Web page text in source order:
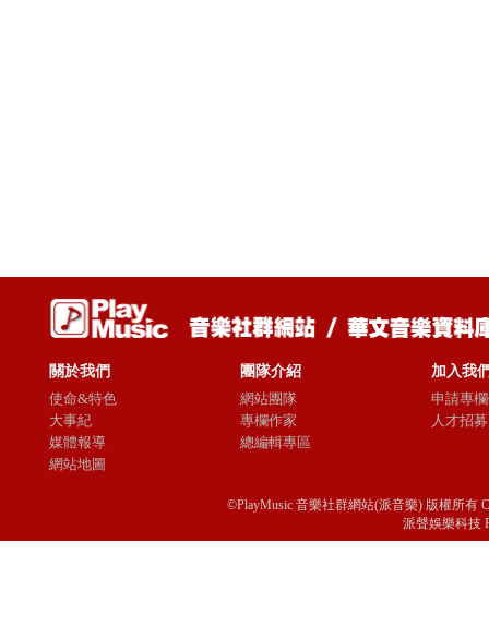
關於我們
使命&特色
大事紀
媒體報導
網站地圖
團隊介紹
網站團隊
專欄作家
總編輯專區
加入我
申請專
人才招募
©PlayMusic 音樂社群網站(派音樂) 版權所有
派聲娛樂科技